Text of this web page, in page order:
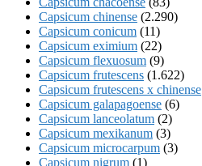
Capsicum chinense (2.290)
Capsicum conicum (11)
Capsicum eximium (22)
Capsicum flexuosum (9)
Capsicum frutescens (1.622)
Capsicum frutescens x chinense
Capsicum galapagoense (6)
Capsicum lanceolatum (2)
Capsicum mexikanum (3)
Capsicum microcarpum (3)
Capsicum nigrum (1)